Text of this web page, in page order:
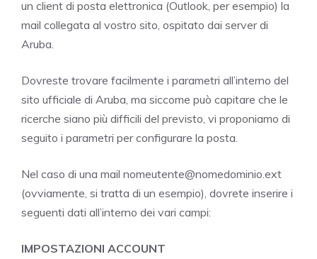
un client di posta elettronica (Outlook, per esempio) la
mail collegata al vostro sito, ospitato dai server di
Aruba.
Dovreste trovare facilmente i parametri all’interno del
sito ufficiale di Aruba, ma siccome può capitare che le
ricerche siano più difficili del previsto, vi proponiamo di
seguito i parametri per configurare la posta.
Nel caso di una mail nomeutente@nomedominio.ext
(ovviamente, si tratta di un esempio), dovrete inserire i
seguenti dati all’interno dei vari campi:
IMPOSTAZIONI ACCOUNT